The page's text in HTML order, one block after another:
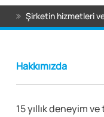
Şirketin hizmetleri
Hakkımızda
15 yıllık deneyim